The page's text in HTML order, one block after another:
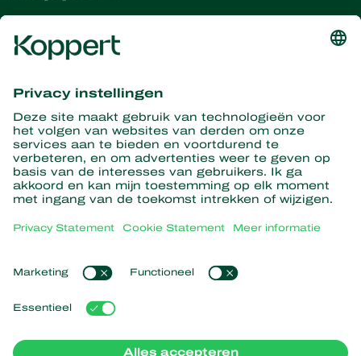
Ontvang het laatste nieuws en
informatie
Hier aanmelden
Partners with Nature
Roofmijten
Roofinsecten
Nuttige nematoden
Nuttige micro-organismen
Gewasbescherming
Nieuws en informatie
Werken bij Koppert
Populaire links
Ervaringen van klanten
Koppert One
Koppert Global